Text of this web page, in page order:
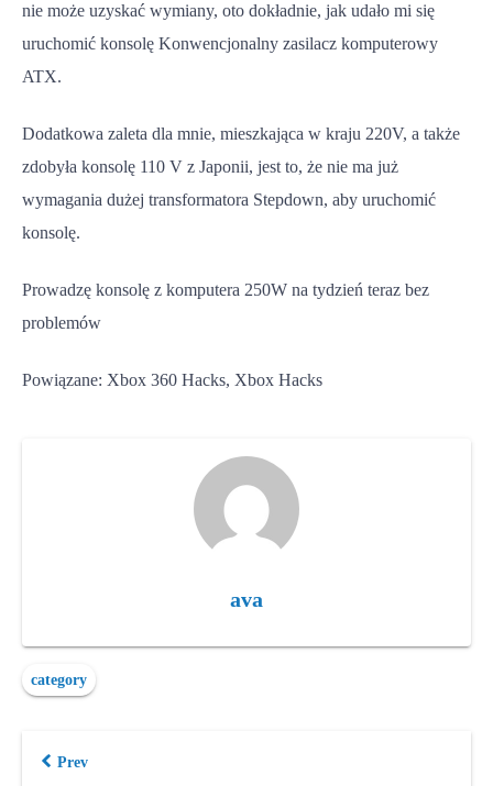
nie może uzyskać wymiany, oto dokładnie, jak udało mi się
uruchomić konsolę Konwencjonalny zasilacz komputerowy
ATX.
Dodatkowa zaleta dla mnie, mieszkająca w kraju 220V, a także
zdobyła konsolę 110 V z Japonii, jest to, że nie ma już
wymagania dużej transformatora Stepdown, aby uruchomić
konsolę.
Prowadzę konsolę z komputera 250W na tydzień teraz bez
problemów
Powiązane: Xbox 360 Hacks, Xbox Hacks
ava
category
Prev